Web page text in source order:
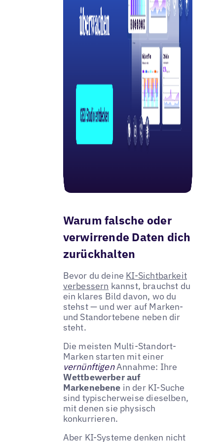
Warum falsche oder
verwirrende Daten dich
zurückhalten
Bevor du deine KI-Sichtbarkeit
verbessern kannst, brauchst du
ein klares Bild davon, wo du
stehst — und wer auf Marken-
und Standortebene neben dir
steht.
Die meisten Multi-Standort-
Marken starten mit einer
vernünftigenAnnahme: Ihre
Wettbewerber auf
Markenebene in der KI-Suche
sind typischerweise dieselben,
mit denen sie physisch
konkurrieren.
Aber KI-Systeme denken nicht